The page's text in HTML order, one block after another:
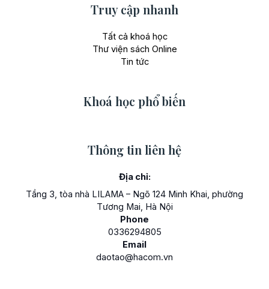
Truy cập nhanh
Tất cả khoá học
Thư viện sách Online
Tin tức
Khoá học phổ biến
Thông tin liên hệ
Địa chỉ:
Tầng 3, tòa nhà LILAMA – Ngõ 124 Minh Khai, phường
Tương Mai, Hà Nội
Phone
0336294805
Email
daotao@hacom.vn